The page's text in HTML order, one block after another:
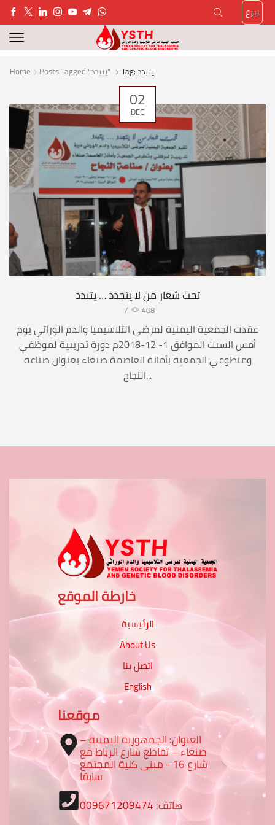
تبرع
Home Posts Tagged "يتبدد" Tag: يتبدد
02
DEC
تحت شعار من لا يتجدد … يتبدد
/ 408
عقدت الجمعية اليمنية لمرضى الثلاسيميا والدم الوراثي يوم
أمس السبت الموافق 1- 12-2018م دورة تدريبية لموظفي
ومتطوعي الجمعية بأمانة العاصمة صنعاء بعنوان صناعة
النجاح...
خارطة الموقع
الرئيسية
About Us
اتصل بنا
English
موقعنا
العنوان: الجمهورية اليمنية –
صنعاء – تقاطع شارع الرباط مع
شارع 16 - مبنى كلية المجتمع
سابقا
هاتف:009671209474